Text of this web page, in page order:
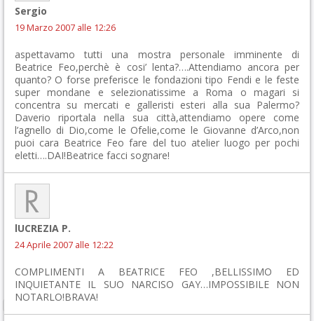
Sergio
19 Marzo 2007 alle 12:26
aspettavamo tutti una mostra personale imminente di
Beatrice Feo,perchè è cosi’ lenta?….Attendiamo ancora per
quanto? O forse preferisce le fondazioni tipo Fendi e le feste
super mondane e selezionatissime a Roma o magari si
concentra su mercati e galleristi esteri alla sua Palermo?
Daverio riportala nella sua città,attendiamo opere come
l’agnello di Dio,come le Ofelie,come le Giovanne d’Arco,non
puoi cara Beatrice Feo fare del tuo atelier luogo per pochi
eletti….DAI!Beatrice facci sognare!
lUCREZIA P.
24 Aprile 2007 alle 12:22
COMPLIMENTI A BEATRICE FEO ,BELLISSIMO ED
INQUIETANTE IL SUO NARCISO GAY…IMPOSSIBILE NON
NOTARLO!BRAVA!